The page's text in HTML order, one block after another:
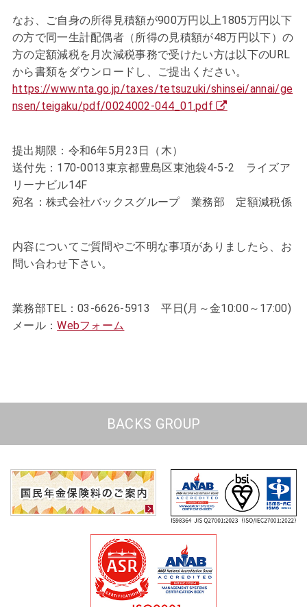
なお、ご自身の所得見積額が900万円以上1805万円以下
の方で同一生計配偶者（所得の見積額が48万円以下）の
方の定額減税を月次減税事務で受けたい方は以下のURL
から書類をダウンロードし、ご提出ください。
https://www.nta.go.jp/taxes/tetsuzuki/shinsei/annai/ge
nsen/teigaku/pdf/0024002-044_01.pdf
提出期限： 令和6年5月23日（木）
送付先： 170-0013東京都豊島区東池袋4-5-2 ライズア
リーナビル14F
宛名： 株式会社バックスグループ業務部 定額減税係
内容についてご質問やご不明な事項がありましたら、お
問い合わせ下さい。
業務部TEL：03-6626-5913 平日(月～金10:00～17:00)
メール：Webフォーム
BACKS GROUP